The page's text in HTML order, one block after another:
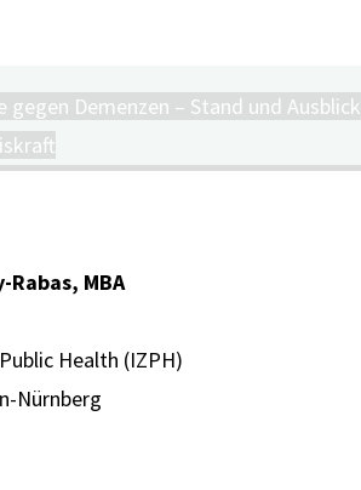
Demenzen – Stand und Ausblick
MBA
Health (IZPH)
Nürnberg